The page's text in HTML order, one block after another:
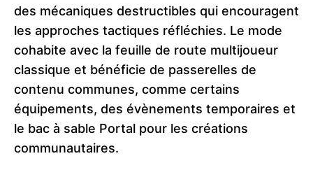
des mécaniques destructibles qui encouragent
les approches tactiques réfléchies. Le mode
cohabite avec la feuille de route multijoueur
classique et bénéficie de passerelles de
contenu communes, comme certains
équipements, des évènements temporaires et
le bac à sable Portal pour les créations
communautaires.